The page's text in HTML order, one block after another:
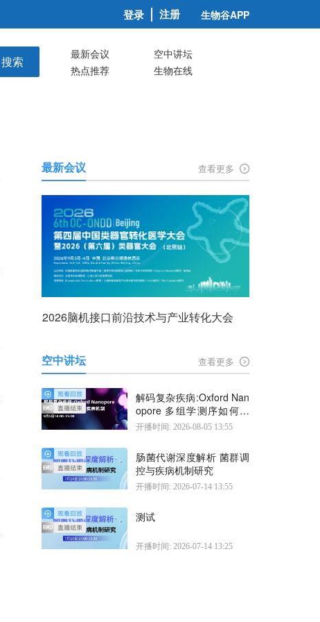
登录 注册 生物谷APP
搜索 最新会议
空中讲坛
热点推荐
生物在线
最新会议 查看更多
2026脑机接口前沿技术与产业转化大会
空中讲坛 查看更多
解码复杂疾病:Oxford Nan
opore 多组学测序如何揭
示疾病机制
开播时间: 2026-08-05 13:55
肠菌代谢深度解析 菌群调
控与疾病机制研究
开播时间: 2026-07-14 13:55
测试
开播时间: 2026-07-14 13:25